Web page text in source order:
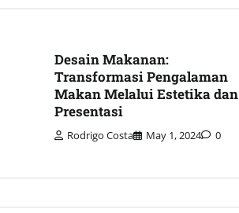
Desain Makanan:
Transformasi Pengalaman
Makan Melalui Estetika dan
Presentasi
Rodrigo Costa May 1, 2024 0